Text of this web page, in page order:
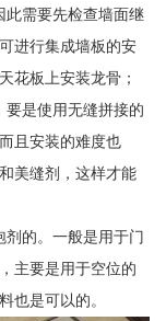
此需要先检查墙面继
进行集成墙板的安
花板上安装龙骨；
要是使用无缝拼接的
且安装的难度也
美缝剂，这样才能
剂的。一般是用于门
主要是用于空位的
也是可以的。